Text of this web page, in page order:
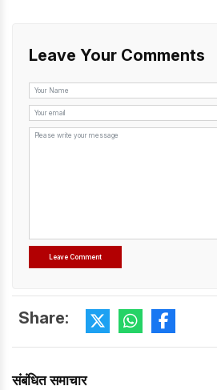
Leave Your Comments
Share:
संबंधित समाचार